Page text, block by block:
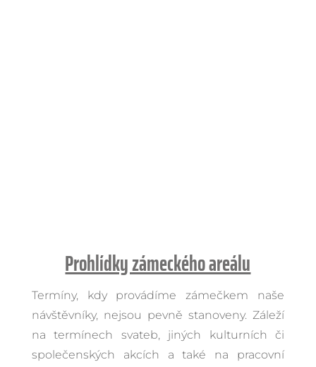
Prohlídky zámeckého areálu
Termíny, kdy provádíme zámečkem naše
návštěvníky, nejsou pevně stanoveny. Záleží
na termínech svateb, jiných kulturních či
společenských akcích a také na pracovní